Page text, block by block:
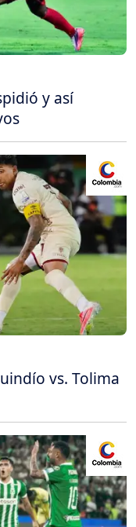
y así
vs. Tolima